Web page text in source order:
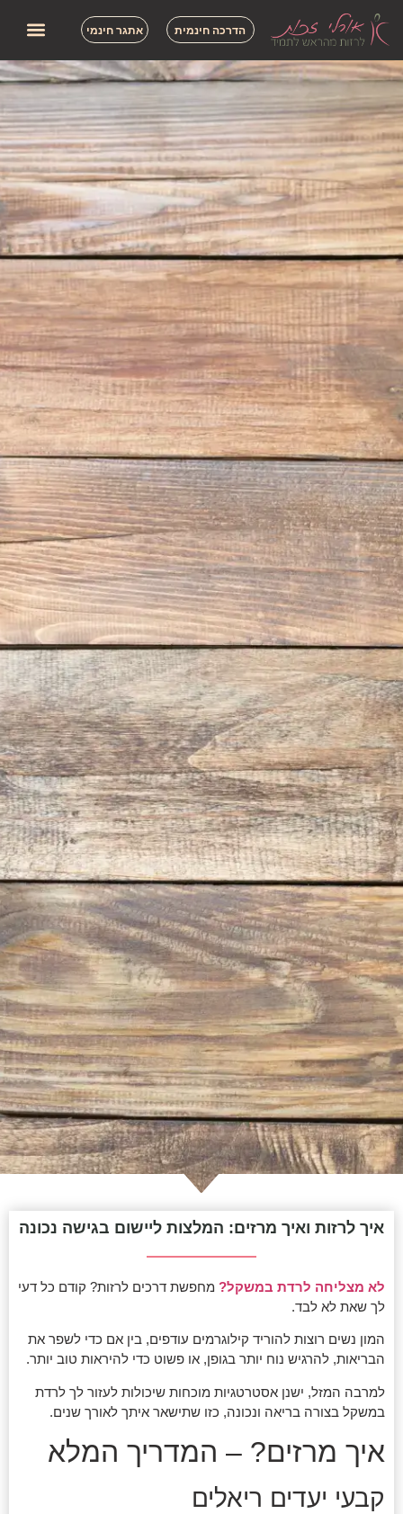
הדרכה חינמית אתגר חינמי
איך לרזות ואיך מרזים: המלצות ליישום בגישה נכונה
לא מצליחה לרדת במשקל? מחפשת דרכים לרזות? קודם כל דעי
לך שאת לא לבד.
המון נשים רוצות להוריד קילוגרמים עודפים, בין אם כדי לשפר את
הבריאות, להרגיש נוח יותר בגופן, או פשוט כדי להיראות טוב יותר.
למרבה המזל, ישנן אסטרטגיות מוכחות שיכולות לעזור לך לרדת
במשקל בצורה בריאה ונכונה, כזו שתישאר איתך לאורך שנים.
איך מרזים? – המדריך המלא
קבעי יעדים ריאלים